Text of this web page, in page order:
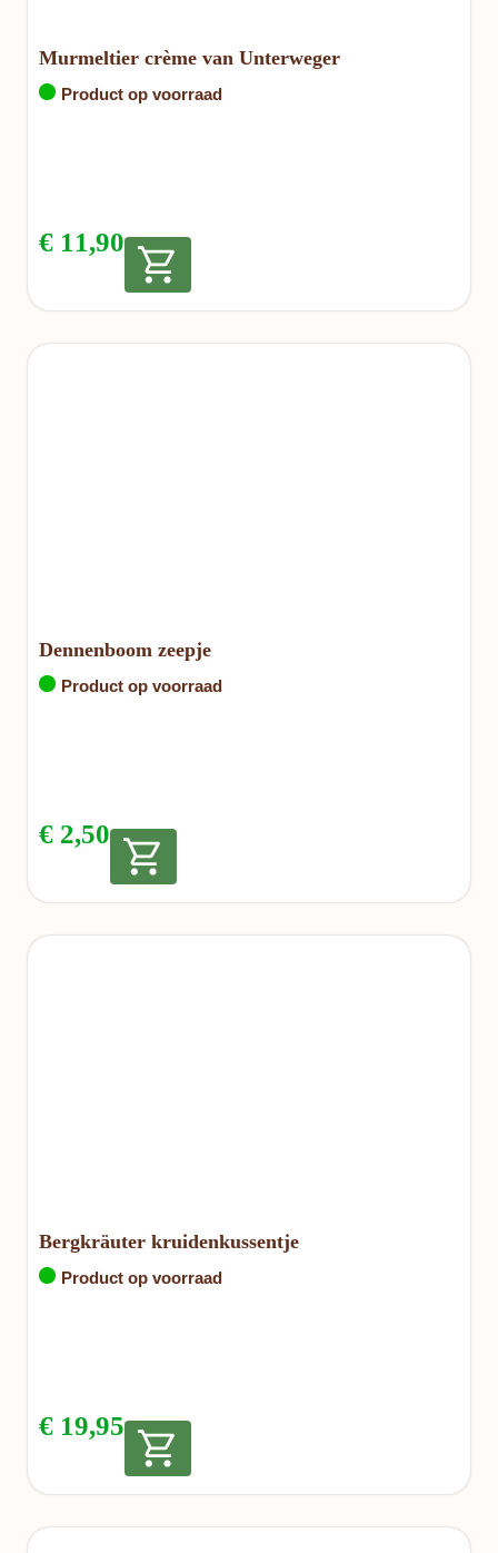
Murmeltier crème van Unterweger
Product op voorraad
€ 11,90
Dennenboom zeepje
Product op voorraad
€ 2,50
Bergkräuter kruidenkussentje
Product op voorraad
€ 19,95